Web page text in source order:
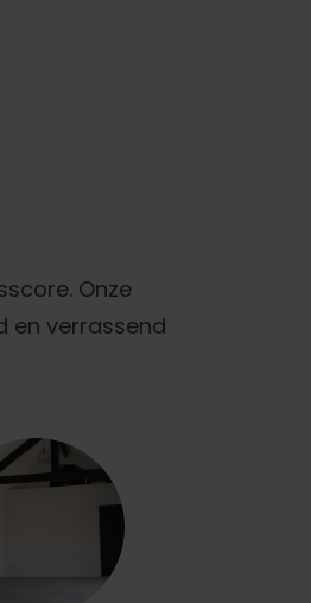
Onze
en verrassend